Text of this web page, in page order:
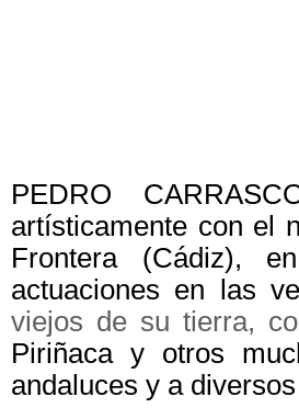
PEDRO
artísticamente con el
Frontera (Cádiz),
actuaciones en las
viejos de su tierra,
Piriñaca y otros
andaluces y a